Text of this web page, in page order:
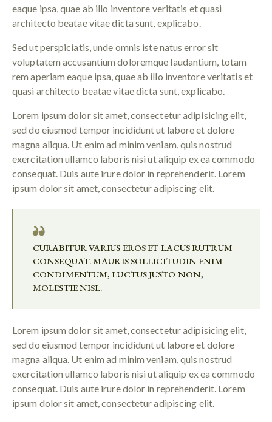
eaque ipsa, quae ab illo inventore veritatis et quasi
architecto beatae vitae dicta sunt, explicabo.
Sed ut perspiciatis, unde omnis iste natus error sit
voluptatem accusantium doloremque laudantium, totam
rem aperiam eaque ipsa, quae ab illo inventore veritatis et
quasi architecto beatae vitae dicta sunt, explicabo.
Lorem ipsum dolor sit amet, consectetur adipisicing elit,
sed do eiusmod tempor incididunt ut labore et dolore
magna aliqua. Ut enim ad minim veniam, quis nostrud
exercitation ullamco laboris nisi ut aliquip ex ea commodo
consequat. Duis aute irure dolor in reprehenderit. Lorem
ipsum dolor sit amet, consectetur adipiscing elit.
CURABITUR VARIUS EROS ET LACUS RUTRUM
CONSEQUAT. MAURIS SOLLICITUDIN ENIM
CONDIMENTUM, LUCTUS JUSTO NON,
MOLESTIE NISL.
Lorem ipsum dolor sit amet, consectetur adipisicing elit,
sed do eiusmod tempor incididunt ut labore et dolore
magna aliqua. Ut enim ad minim veniam, quis nostrud
exercitation ullamco laboris nisi ut aliquip ex ea commodo
consequat. Duis aute irure dolor in reprehenderit. Lorem
ipsum dolor sit amet, consectetur adipiscing elit.